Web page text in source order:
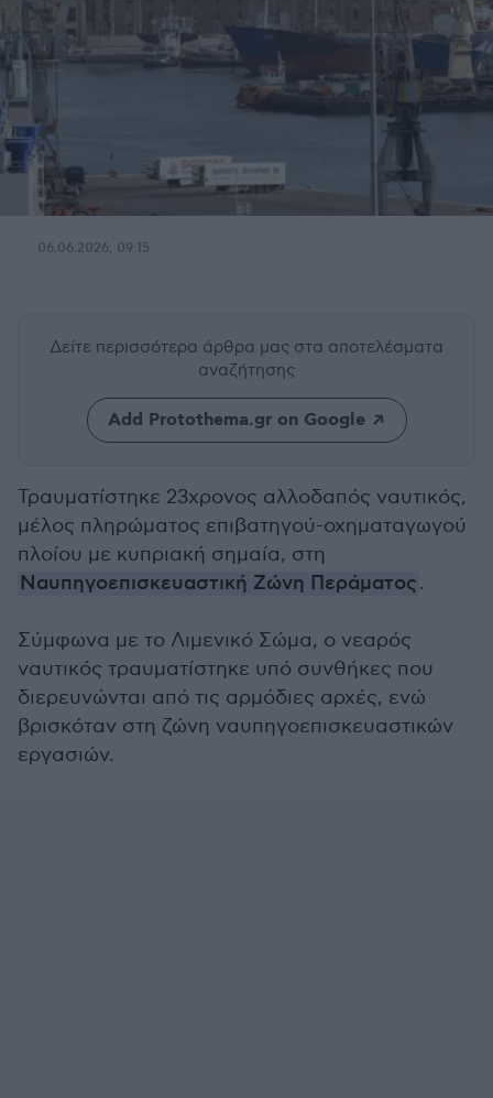
06.06.2026, 09:15
Δείτε περισσότερα άρθρα μας στα αποτελέσματα
αναζήτησης
Add Protothema.gr on Google
Τραυματίστηκε 23χρονος αλλοδαπός ναυτικός,
μέλος πληρώματος επιβατηγού-οχηματαγωγού
πλοίου με κυπριακή σημαία, στη
Ναυπηγοεπισκευαστική Ζώνη Περάματος.
Σύμφωνα με το Λιμενικό Σώμα, ο νεαρός
ναυτικός τραυματίστηκε υπό συνθήκες που
διερευνώνται από τις αρμόδιες αρχές, ενώ
βρισκόταν στη ζώνη ναυπηγοεπισκευαστικών
εργασιών.